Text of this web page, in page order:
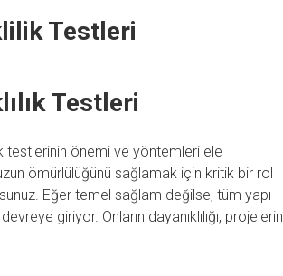
Testleri
Testleri
testlerinin önemi ve yöntemleri ele
ömürlülüğünü sağlamak için kritik bir rol
Eğer temel sağlam değilse, tüm yapı
giriyor. Onların dayanıklılığı, projelerin